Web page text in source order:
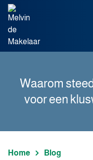
Spring naar inhoud
Waarom
voor een
Home
Blog